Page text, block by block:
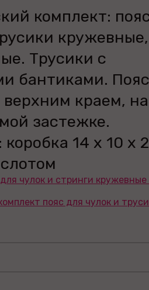
комплект:
кружевные,
Трусики с
бантиками.
краем, на
застежке.
коробка 14 х 10 х
чулок и стринги
пояс для чулок и